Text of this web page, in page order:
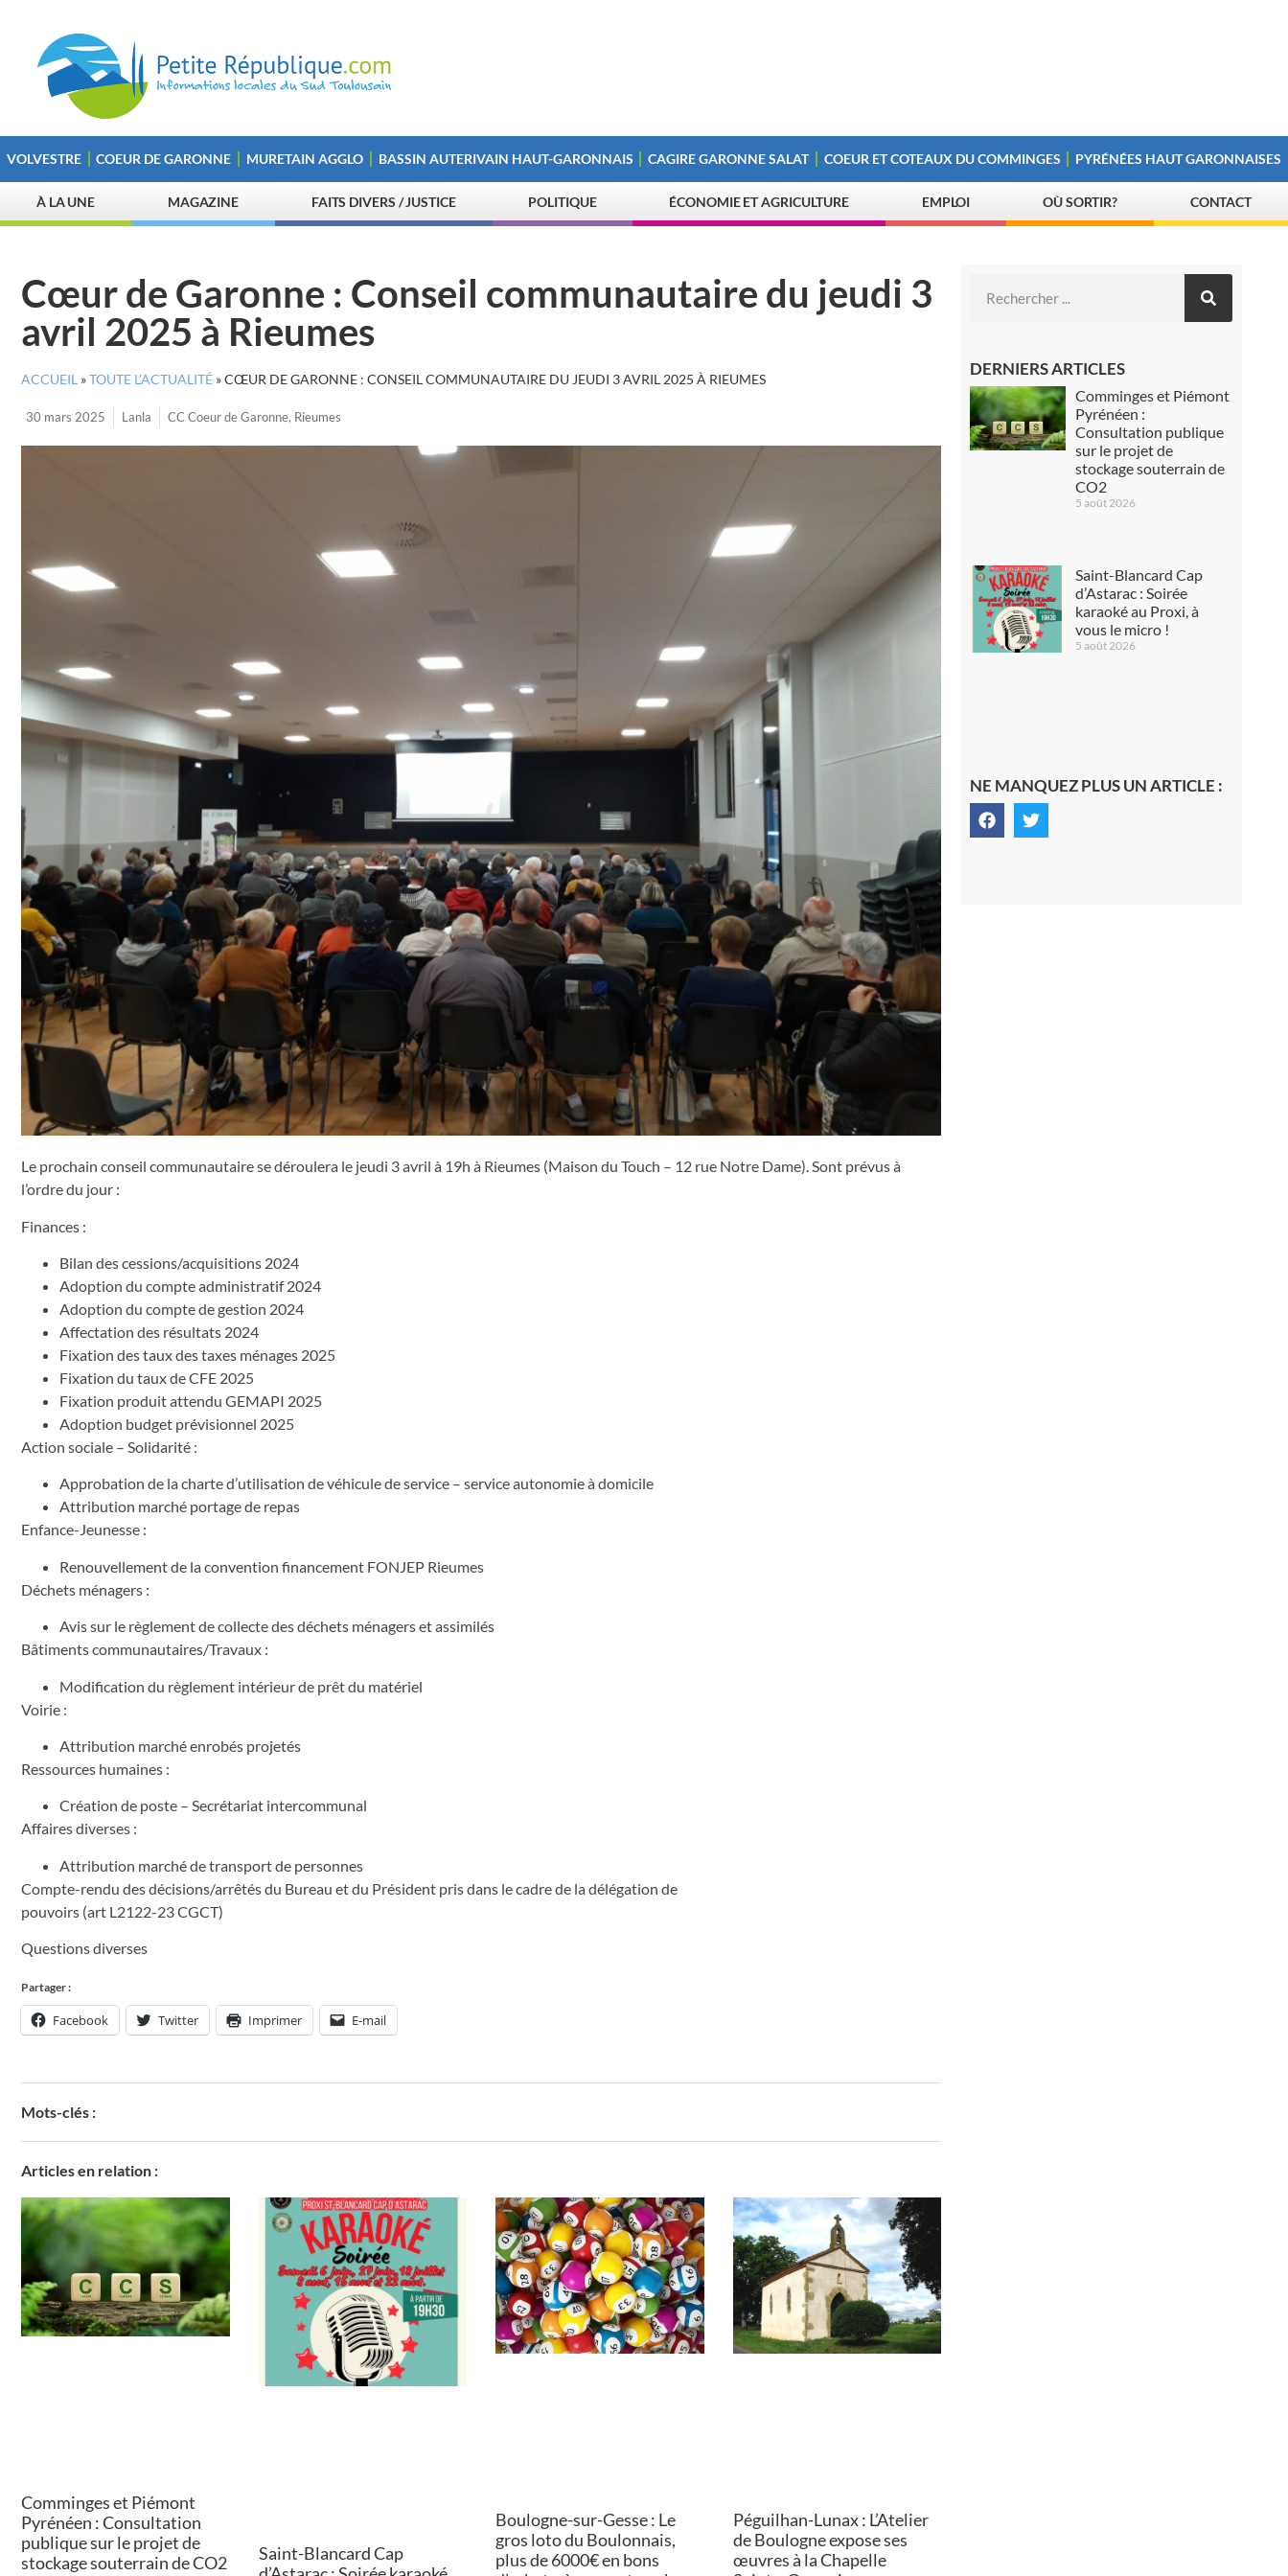
VOLVESTRE COEUR DE GARONNE MURETAIN AGGLO BASSIN AUTERIVAIN HAUT-GARONNAIS CAGIRE GARONNE SALAT COEUR ET COTEAUX DU COMMINGES PYRÉNÉES HAUT GARONNAISES
À LA UNE MAGAZINE FAITS DIVERS / JUSTICE POLITIQUE ÉCONOMIE ET AGRICULTURE EMPLOI OÙ SORTIR? CONTACT
Cœur de Garonne : Conseil communautaire du jeudi 3
avril 2025 à Rieumes
ACCUEIL »TOUTE L’ACTUALITÉ »CŒUR DE GARONNE : CONSEIL COMMUNAUTAIRE DU JEUDI 3 AVRIL 2025 À RIEUMES
30 mars 2025 Lanla CC Coeur de Garonne, Rieumes
Le prochain conseil communautaire se déroulera le jeudi 3 avril à 19h à Rieumes (Maison du Touch – 12 rue Notre Dame). Sont prévus à
l’ordre du jour :
Finances :
Bilan des cessions/acquisitions 2024
Adoption du compte administratif 2024
Adoption du compte de gestion 2024
Affectation des résultats 2024
Fixation des taux des taxes ménages 2025
Fixation du taux de CFE 2025
Fixation produit attendu GEMAPI 2025
Adoption budget prévisionnel 2025
Action sociale – Solidarité :
Approbation de la charte d’utilisation de véhicule de service – service autonomie à domicile
Attribution marché portage de repas
Enfance-Jeunesse :
Renouvellement de la convention financement FONJEP Rieumes
Déchets ménagers :
Avis sur le règlement de collecte des déchets ménagers et assimilés
Bâtiments communautaires/Travaux :
Modification du règlement intérieur de prêt du matériel
Voirie :
Attribution marché enrobés projetés
Ressources humaines :
Création de poste – Secrétariat intercommunal
Affaires diverses :
Attribution marché de transport de personnes
Compte-rendu des décisions/arrêtés du Bureau et du Président pris dans le cadre de la délégation de
pouvoirs (art L2122-23 CGCT)
Questions diverses
Partager :
Facebook Twitter Imprimer E-mail
Mots-clés :
Articles en relation :
Comminges et Piémont
Pyrénéen : Consultation
publique sur le projet de
stockage souterrain de CO2
Saint-Blancard Cap
Boulogne-sur-Gesse : Le
gros loto du Boulonnais,
plus de 6000€ en bons
Péguilhan-Lunax : L’Atelier
de Boulogne expose ses
œuvres à la Chapelle
DERNIERS ARTICLES
Comminges et Piémont
Pyrénéen :
Consultation publique
sur le projet de
stockage souterrain de
CO2
5 août 2026
Saint-Blancard Cap
d’Astarac : Soirée
karaoké au Proxi, à
vous le micro !
5 août 2026
NE MANQUEZ PLUS UN ARTICLE :